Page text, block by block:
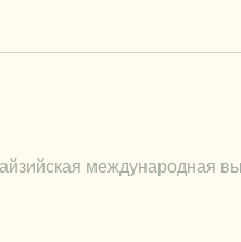
международная